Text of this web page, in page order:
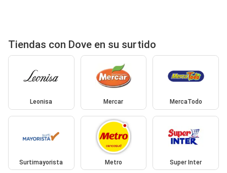
Tiendas con Dove en su surtido
Leonisa Mercar MercaTodo
Surtimayorista Metro Super Inter